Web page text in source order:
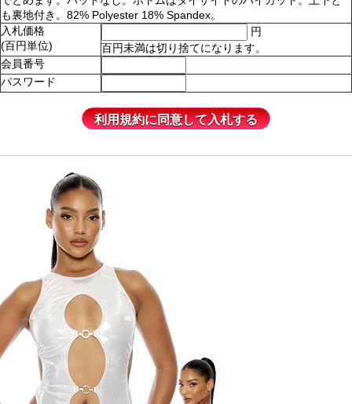
も裏地付き。82% Polyester 18% Spandex。
入札価格
(百円単位)
円
百円未満は切り捨てになります。
会員番号
パスワード